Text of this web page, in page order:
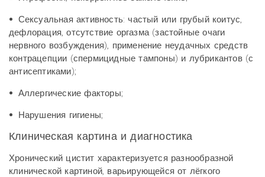
• Сексуальная активность: частый или грубый коитус,
дефлорация, отсутствие оргазма (застойные очаги
нервного возбуждения), применение неудачных средств
контрацепции (спермицидные тампоны) и лубрикантов (с
антисептиками);
• Аллергические факторы;
• Нарушения гигиены;
Клиническая картина и диагностика
Хронический цистит характеризуется разнообразной
клинической картиной, варьирующейся от лёгкого